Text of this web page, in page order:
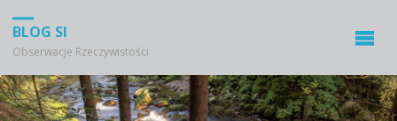
BLOG SI
Obserwacje Rzeczywistości